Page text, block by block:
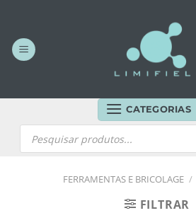
content
CATEGORIAS
Products
search
FERRAMENTAS E BRICOLAGE /
FILTRAR